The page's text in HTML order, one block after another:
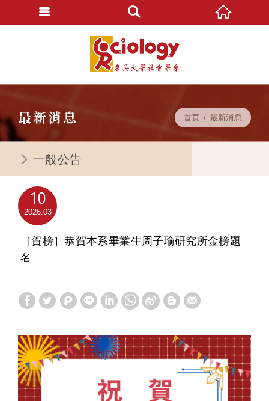
最新消息 首頁 最新消息
一般公告
10
03
2026
［賀榜］恭賀本系畢業生周子瑜研究所金榜題
名